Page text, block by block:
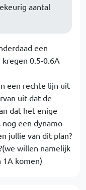
aantal
een
0.5-0.6A
een rechte lijn uit
uit dat de
dat het enige
een dynamo
jullie van dit plan?
willen namelijk
1A komen)